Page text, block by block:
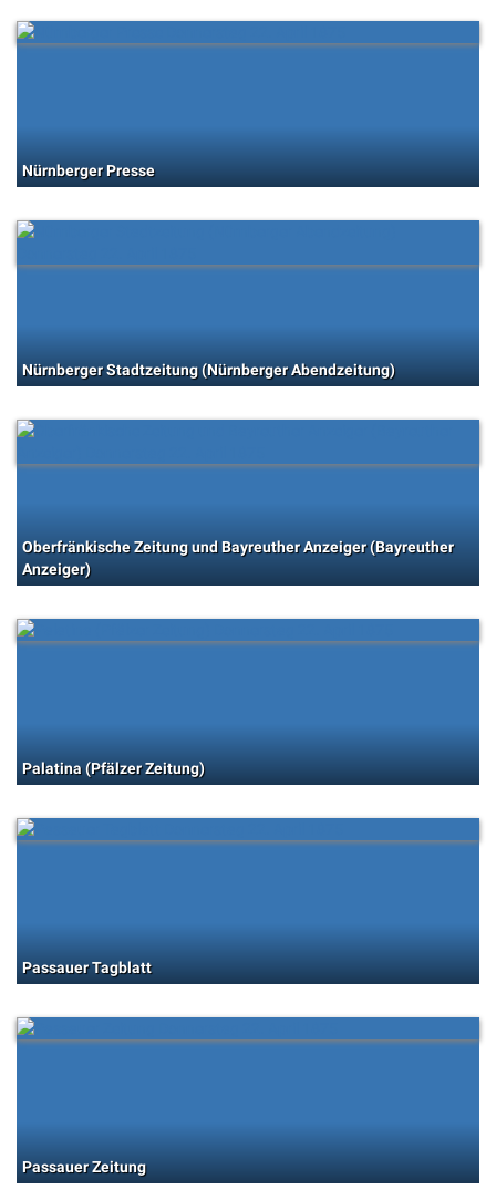
Nürnberger Presse
Nürnberger Stadtzeitung (Nürnberger Abendzeitung)
Oberfränkische Zeitung und Bayreuther Anzeiger (Bayreuther
Anzeiger)
Palatina (Pfälzer Zeitung)
Passauer Tagblatt
Passauer Zeitung